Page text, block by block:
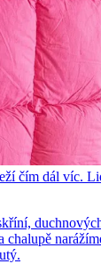
čím dál víc.
chalupě